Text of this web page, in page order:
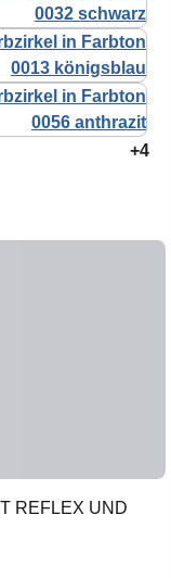
+4
REFLEX UND